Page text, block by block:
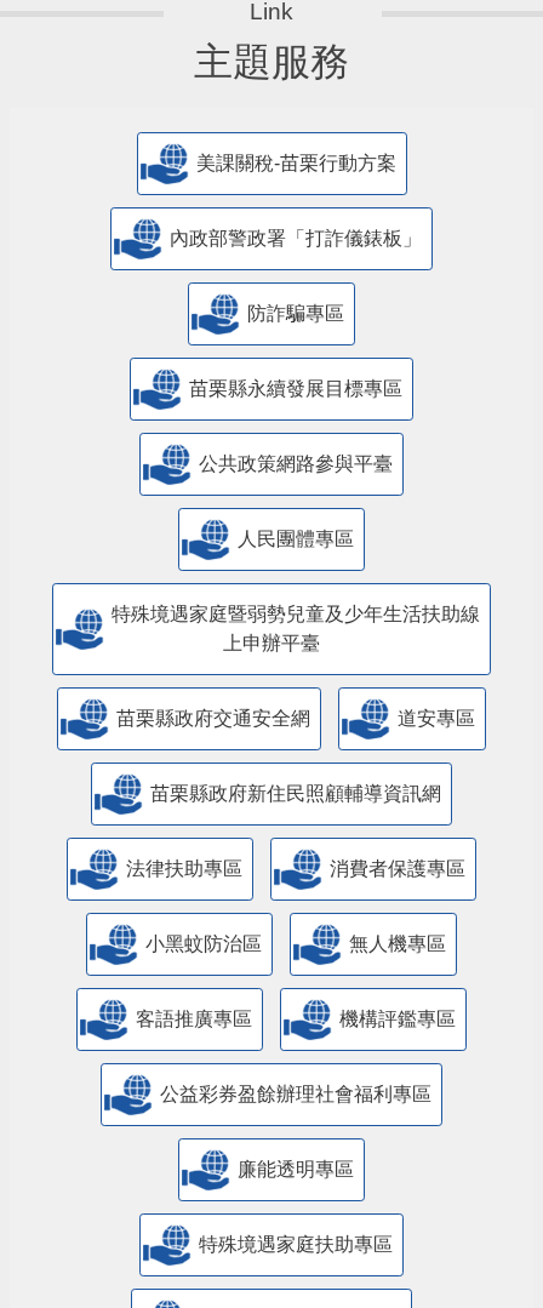
主題服務
美課關稅-苗栗行動方案
內政部警政署「打詐儀錶板」
防詐騙專區
苗栗縣永續發展目標專區
公共政策網路參與平臺
人民團體專區
特殊境遇家庭暨弱勢兒童及少年生活扶助線
上申辦平臺
苗栗縣政府交通安全網 道安專區
苗栗縣政府新住民照顧輔導資訊網
法律扶助專區 消費者保護專區
小黑蚊防治區 無人機專區
客語推廣專區 機構評鑑專區
公益彩券盈餘辦理社會福利專區
廉能透明專區
特殊境遇家庭扶助專區